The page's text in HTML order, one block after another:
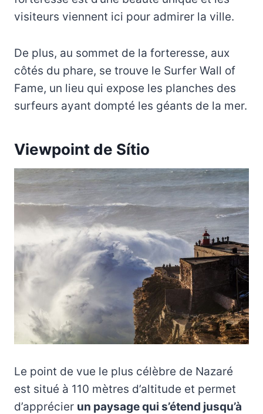
visiteurs viennent ici pour admirer la ville.
De plus, au sommet de la forteresse, aux
côtés du phare, se trouve le Surfer Wall of
Fame, un lieu qui expose les planches des
surfeurs ayant dompté les géants de la mer.
Viewpoint de Sítio
Le point de vue le plus célèbre de Nazaré
est situé à 110 mètres d’altitude et permet
d’apprécier un paysage qui s’étend jusqu’à